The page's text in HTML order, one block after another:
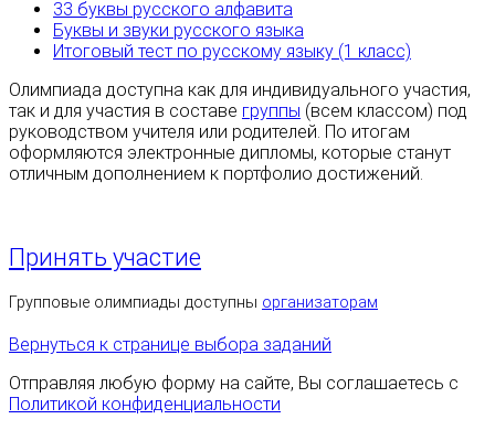
33 буквы русского алфавита
Буквы и звуки русского языка
Итоговый тест по русскому языку (1 класс)
Олимпиада доступна как для индивидуального участия,
так и для участия в составе группы (всем классом) под
руководством учителя или родителей. По итогам
оформляются электронные дипломы, которые станут
отличным дополнением к портфолио достижений.
Принять участие
Групповые олимпиады доступны организаторам
Вернуться к странице выбора заданий
Отправляя любую форму на сайте, Вы соглашаетесь с
Политикой конфиденциальности